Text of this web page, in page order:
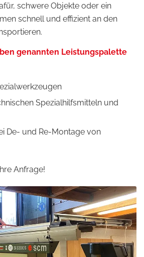
schwere Objekte oder ein
schnell und effizient an den
genannten Leistungspalette
Spezialhilfsmitteln und
De- und Re-Montage von
Anfrage!